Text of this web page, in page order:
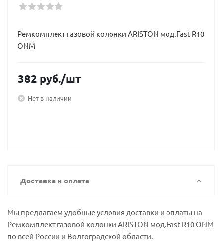
Ремкомплект газовой колонки ARISTON мод.Fast R10
ONM
382 руб./шт
Нет в наличии
Доставка и оплата
Мы предлагаем удобные условия доставки и оплаты на
Ремкомплект газовой колонки ARISTON мод.Fast R10 ONM
по всей России и Волгоградской области.